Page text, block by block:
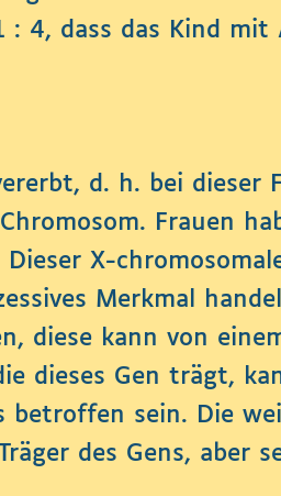
4, dass das Kind mit
d. h. bei dieser
Frauen
Dieser X-
Merkmal
diese kann von
dieses Gen trägt,
sein. Die
des Gens, aber